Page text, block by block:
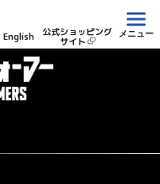
English 公式ショッピング
サイト
メニュー